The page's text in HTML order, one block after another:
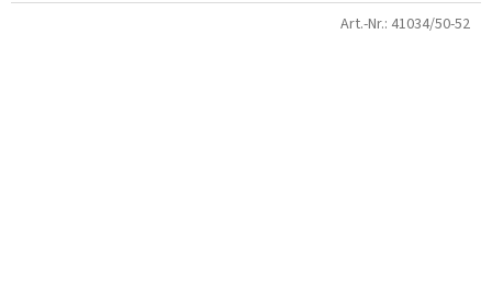
Art.-Nr.: 41034/50-52